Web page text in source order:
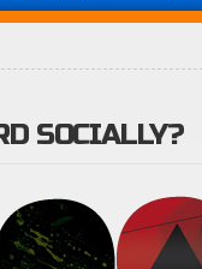
SOCIALLY?